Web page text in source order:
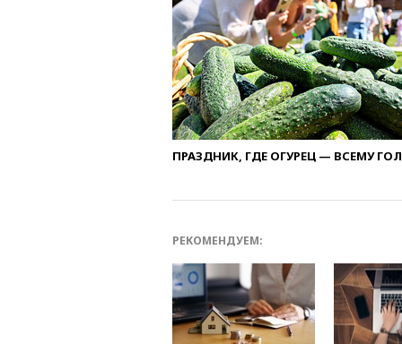
ПРАЗДНИК, ГДЕ ОГУРЕЦ — ВСЕМУ
РЕКОМЕНДУЕМ: